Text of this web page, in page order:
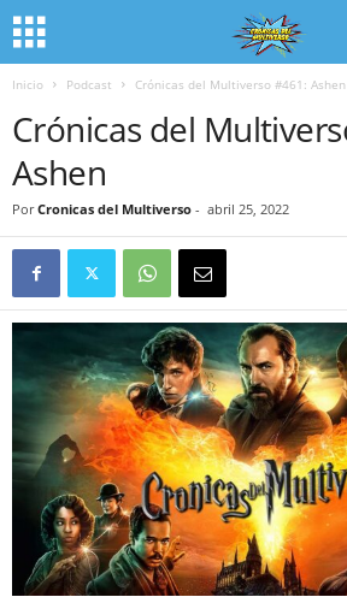
Inicio Podcast Crónicas del Multiverso #461: Ashen
Crónicas del
Ashen
Por Cronicas del Multiverso - abril 25, 2022